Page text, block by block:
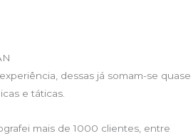
dessas já somam-se quase
e táticas.
mais de 1000 clientes, entre